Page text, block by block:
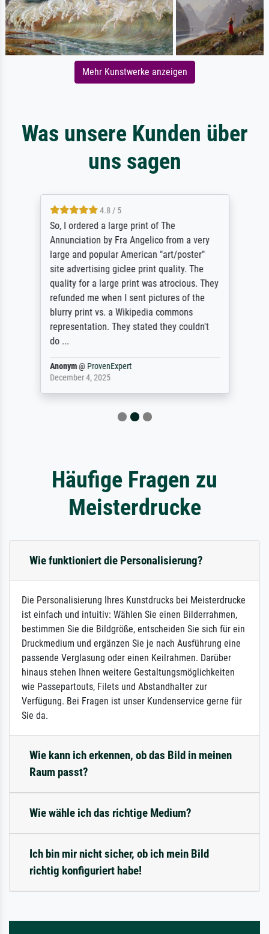
Mehr Kunstwerke anzeigen
Was unsere Kunden über
uns sagen
4.8 / 5
So, I ordered a large print of The
Annunciation by Fra Angelico from a very
large and popular American "art/poster"
site advertising giclee print quality. The
quality for a large print was atrocious. They
refunded me when I sent pictures of the
blurry print vs. a Wikipedia commons
representation. They stated they couldn't
do ...
Anonym@ ProvenExpert
December 4, 2025
Häufige Fragen zu
Meisterdrucke
Wie funktioniert die Personalisierung?
Die Personalisierung Ihres Kunstdrucks bei Meisterdrucke
ist einfach und intuitiv: Wählen Sie einen Bilderrahmen,
bestimmen Sie die Bildgröße, entscheiden Sie sich für ein
Druckmedium und ergänzen Sie je nach Ausführung eine
passende Verglasung oder einen Keilrahmen. Darüber
hinaus stehen Ihnen weitere Gestaltungsmöglichkeiten
wie Passepartouts, Filets und Abstandhalter zur
Verfügung. Bei Fragen ist unser Kundenservice gerne für
Sie da.
Wie kann ich erkennen, ob das Bild in meinen
Raum passt?
Wie wähle ich das richtige Medium?
Ich bin mir nicht sicher, ob ich mein Bild
richtig konfiguriert habe!